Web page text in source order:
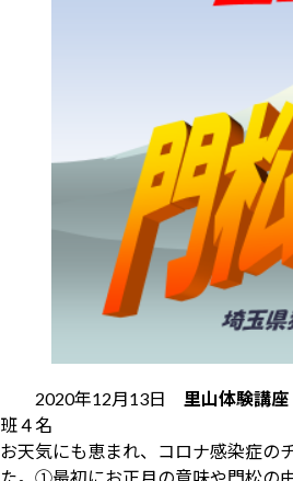
2020年12月13日 里山体験講
班４名
お天気にも恵まれ、コロナ感染症の